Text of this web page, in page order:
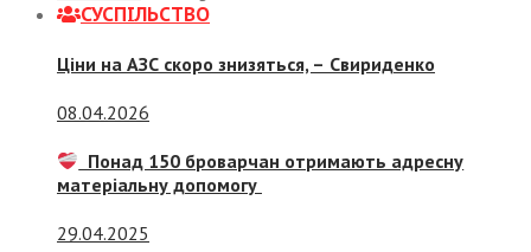
СУСПIЛЬСТВО
Ціни на АЗС скоро знизяться, – Свириденко
08.04.2026
Понад 150 броварчан отримають адресну
матеріальну допомогу
29.04.2025